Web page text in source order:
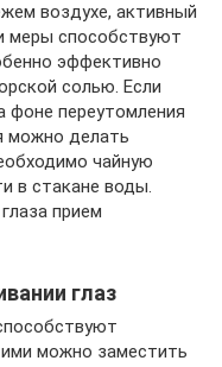
воздухе, активный
меры способствуют
эффективно
солью. Если
фоне переутомления
можно делать
чайную
в стакане воды.
прием
глаз
можно заместить